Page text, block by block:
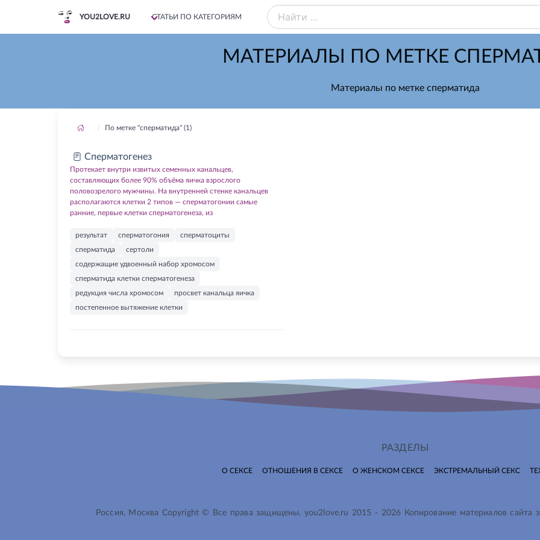
YOU2LOVE.RU СТАТЬИ ПО КАТЕГОРИЯМ
МАТЕРИАЛЫ ПО МЕТКЕ
Материалы по метке сперматида
По метке "сперматида" (1)
Сперматогенез
Протекает внутри извитых семенных канальцев,
составляющих более 90% объёма яичка взрослого
половозрелого мужчины. На внутренней стенке канальцев
располагаются клетки 2 типов — сперматогонии самые
ранние, первые клетки сперматогенеза, из
результат сперматогония
сперматоциты
сперматида
сертоли
содержащие удвоенный набор хромосом
сперматида клетки сперматогенеза
редукция числа хромосом
просвет канальца яичка
постепенное вытяжение клетки
РАЗДЕЛЫ
О СЕКСЕ ОТНОШЕНИЯ В СЕКСЕ О ЖЕНСКОМ СЕКСЕ ЭКСТРЕМАЛЬНЫЙ СЕКС
Россия, Москва Copyright © Все права защищены. you2love.ru 2015 - 2026 Копирование материалов сайта